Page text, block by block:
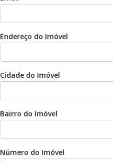
Endereço do Imóvel
Cidade do Imóvel
Bairro do Imóvel
Número do Imóvel